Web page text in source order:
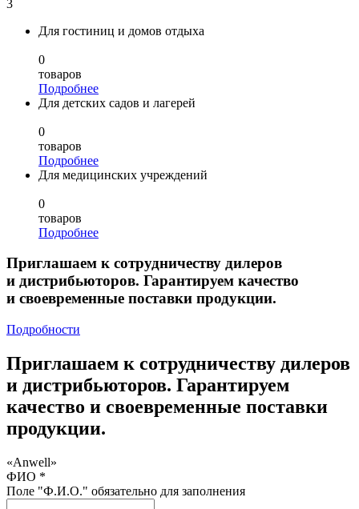
3
Для гостиниц и домов отдыха
0
товаров
Подробнее
Для детских садов и лагерей
0
товаров
Подробнее
Для медицинских учреждений
0
товаров
Подробнее
Приглашаем к сотрудничеству дилеров
и дистрибьюторов. Гарантируем качество
и своевременные поставки продукции.
Подробности
Приглашаем к сотрудничеству дилеров
и дистрибьюторов. Гарантируем
качество и своевременные поставки
продукции.
«Anwell»
ФИО *
Поле "Ф.И.О." обязательно для заполнения